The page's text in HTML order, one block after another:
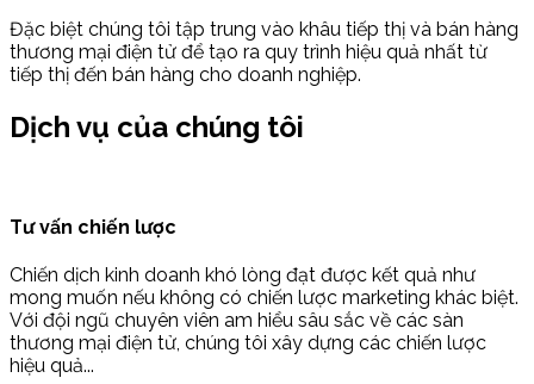
Đặc biệt chúng tôi tập trung vào khâu tiếp thị và bán hàng
thương mại điện tử để tạo ra quy trình hiệu quả nhất từ
tiếp thị đến bán hàng cho doanh nghiệp.
Dịch vụ của chúng tôi
Tư vấn chiến lược
Chiến dịch kinh doanh khó lòng đạt được kết quả như
mong muốn nếu không có chiến lược marketing khác biệt.
Với đội ngũ chuyên viên am hiểu sâu sắc về các sàn
thương mại điện tử, chúng tôi xây dựng các chiến lược
hiệu quả...